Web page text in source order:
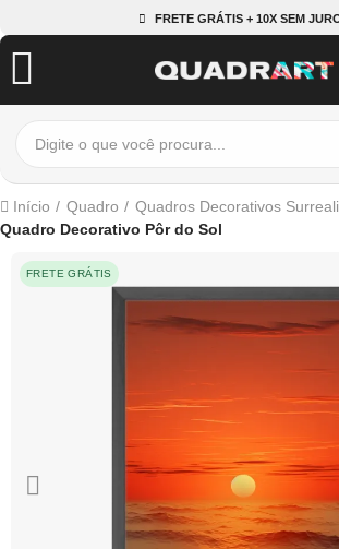
FRETE GRÁTIS + 10X SEM
Início Quadro
Quadros Decorativos
Quadro Decorativo Pôr do Sol
FRETE GRÁTIS